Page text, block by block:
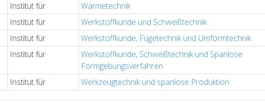
Institut für Wärmetechnik
Institut für Werkstoffkunde und Schweißtechnik
Institut für Werkstoffkunde, Fügetechnik und Umformtechnik
Institut für
Werkstoffkunde, Schweißtechnik und Spanlose
Formgebungsverfahren
Institut für Werkzeugtechnik und spanlose Produktion